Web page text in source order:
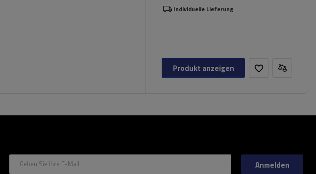
Individuelle Lieferung
Produkt anzeigen
Geben Sie Ihre E-Mail Anmelden